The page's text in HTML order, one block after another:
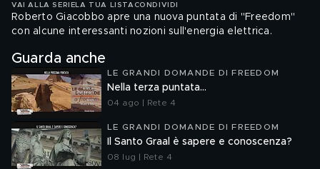
VAI ALLA SERIE LA TUA LISTA CONDIVIDI
Roberto Giacobbo apre una nuova puntata di "Freedom"
con alcune interessanti nozioni sull'energia elettrica.
Guarda anche
LE GRANDI DOMANDE DI FREEDOM
Nella terza puntata...
04 ago | Rete 4
LE GRANDI DOMANDE DI FREEDOM
Il Santo Graal è sapere e conoscenza?
08 lug | Rete 4